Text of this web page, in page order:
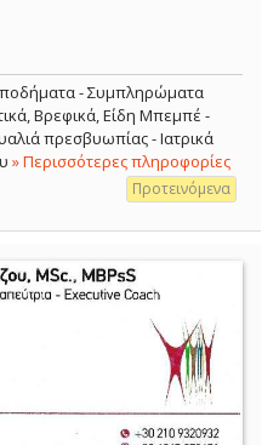
- Συμπληρώματα
Βρεφικά, Είδη Μπεμπέ -
πρεσβυωπίας - Ιατρικά
» Περισσότερες πληροφορίες
Προτεινόμενα